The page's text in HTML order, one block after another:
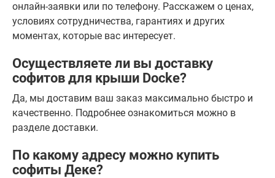
онлайн-заявки или по телефону. Расскажем о ценах,
условиях сотрудничества, гарантиях и других
моментах, которые вас интересует.
Осуществляете ли вы доставку
софитов для крыши Docke?
Да, мы доставим ваш заказ максимально быстро и
качественно. Подробнее ознакомиться можно в
разделе доставки.
По какому адресу можно купить
софиты Деке?